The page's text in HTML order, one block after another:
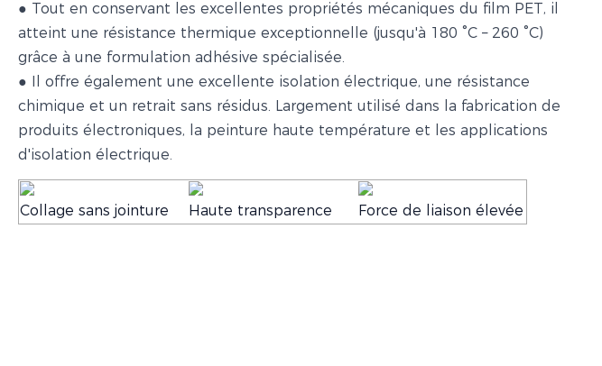
● Tout en conservant les excellentes propriétés mécaniques du film PET, il
atteint une résistance thermique exceptionnelle (jusqu'à 180 °C – 260 °C)
grâce à une formulation adhésive spécialisée.
● Il offre également une excellente isolation électrique, une résistance
chimique et un retrait sans résidus. Largement utilisé dans la fabrication de
produits électroniques, la peinture haute température et les applications
d'isolation électrique.
Collage sans jointure Haute transparence Force de liaison élevée